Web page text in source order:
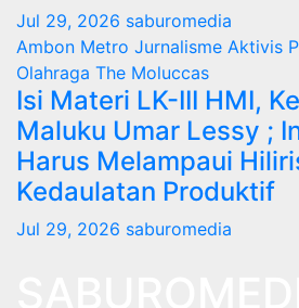
Jul 29, 2026 saburomedia
Ambon Metro Jurnalisme Aktivis
Olahraga The Moluccas
Isi Materi LK-III HMI,
Maluku Umar Lessy ;
Harus Melampaui
Kedaulatan Produktif
Jul 29, 2026 saburomedia